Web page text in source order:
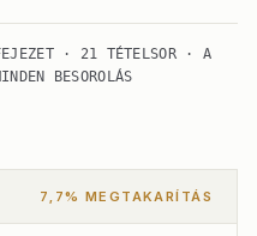
· 21 TÉTELSOR · A
BESOROLÁS
7,7% MEGTAKARÍTÁS